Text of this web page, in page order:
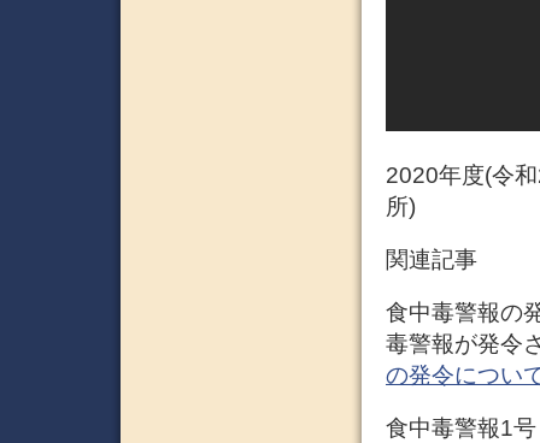
2020年度(令
所)
関連記事
食中毒警報の
毒警報が発令
の発令につい
食中毒警報1